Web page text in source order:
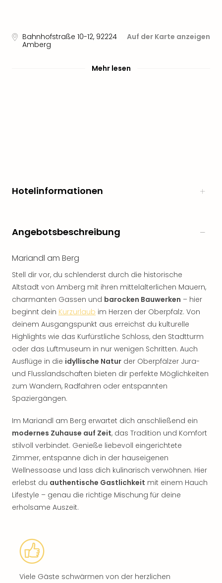
Bahnhofstraße 10-12, 92224
Amberg
Auf der Karte anzeigen
Mehr lesen
Hotelinformationen
Angebotsbeschreibung
Mariandl am Berg
Stell dir vor, du schlenderst durch die historische
Altstadt von Amberg mit ihren mittelalterlichen Mauern,
charmanten Gassen und barocken Bauwerken – hier
beginnt dein Kurzurlaub im Herzen der Oberpfalz. Von
deinem Ausgangspunkt aus erreichst du kulturelle
Highlights wie das Kurfürstliche Schloss, den Stadtturm
oder das Luftmuseum in nur wenigen Schritten. Auch
Ausflüge in die idyllische Natur der Oberpfälzer Jura-
und Flusslandschaften bieten dir perfekte Möglichkeiten
zum Wandern, Radfahren oder entspannten
Spaziergängen.
Im Mariandl am Berg erwartet dich anschließend ein
modernes Zuhause auf Zeit, das Tradition und Komfort
stilvoll verbindet. Genieße liebevoll eingerichtete
Zimmer, entspanne dich in der hauseigenen
Wellnessoase und lass dich kulinarisch verwöhnen. Hier
erlebst du authentische Gastlichkeit mit einem Hauch
Lifestyle – genau die richtige Mischung für deine
erholsame Auszeit.
Viele Gäste schwärmen von der herzlichen